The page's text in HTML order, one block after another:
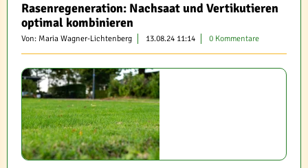
Rasenregeneration: Nachsaat und Vertikutieren
optimal kombinieren
Von: Maria Wagner-Lichtenberg 13.08.24 11:14 0 Kommentare